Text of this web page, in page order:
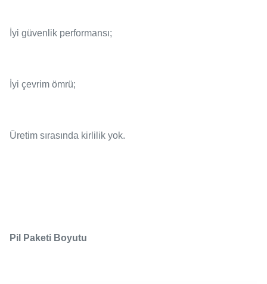
İyi güvenlik performansı;
İyi çevrim ömrü;
Üretim sırasında kirlilik yok.
Pil Paketi Boyutu